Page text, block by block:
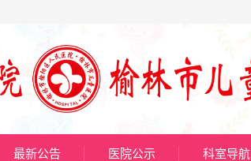
最新公告 医院公示 科室导航